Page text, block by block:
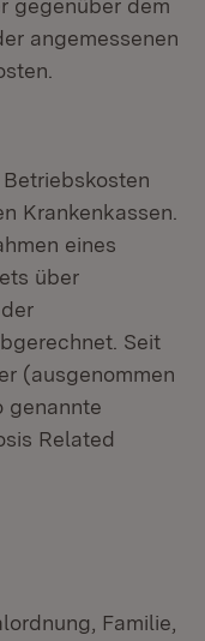
gegenüber dem
angemessenen
Krankenkassen.
eines
über
Seit
(ausge­nommen
genannte
Related
Familie,